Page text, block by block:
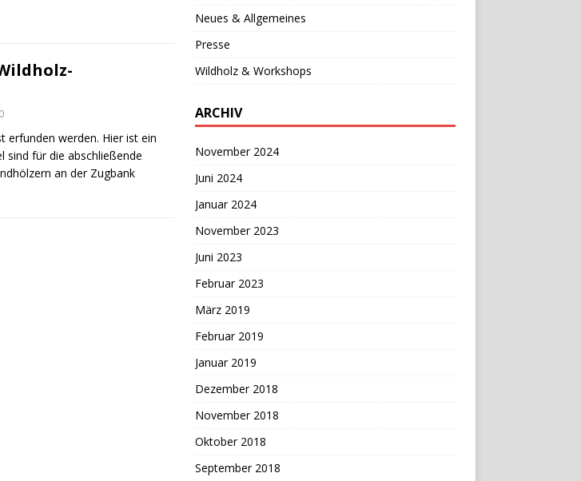
0
erfunden werden. Hier ist ein
sind für die abschließende
an der Zugbank
Neues & Allgemeines
Presse
Wildholz & Workshops
ARCHIV
November 2024
Juni 2024
Januar 2024
November 2023
Juni 2023
Februar 2023
März 2019
Februar 2019
Januar 2019
Dezember 2018
November 2018
Oktober 2018
September 2018